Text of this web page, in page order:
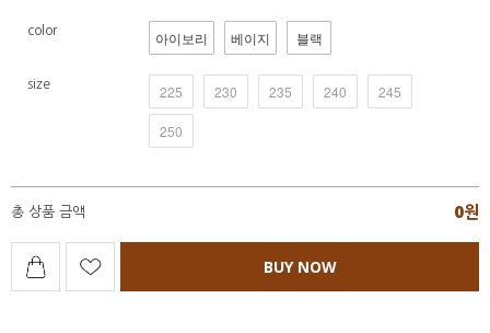
color 아이보리 베이지 블랙
size 225 230 235 240 245
250
총 상품 금액 0원
BUY NOW